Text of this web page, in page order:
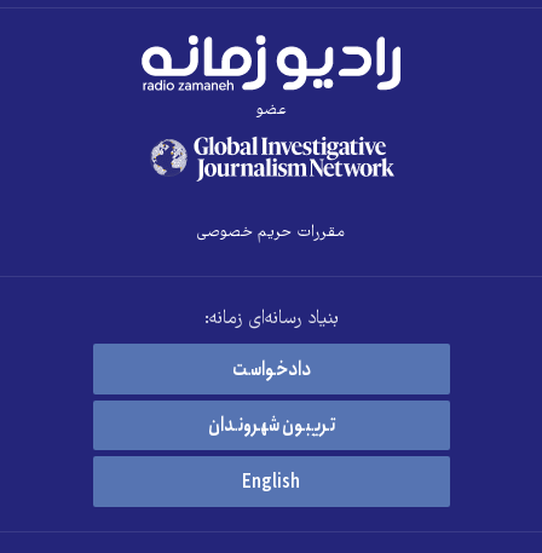
عضو
مقررات حریم خصوصی
بنیاد رسانه‌ای زمانه:
دادخواست
تریبون شهروندان
English